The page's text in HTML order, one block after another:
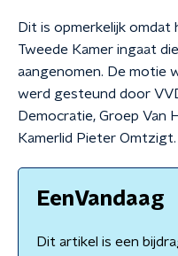
Dit is opmerkelijk
Tweede Kamer ingaat
aangenomen. De motie
werd gesteund door
Democratie, Groep Van
Kamerlid Pieter Omtzigt.
EenVandaag
Dit artikel is een